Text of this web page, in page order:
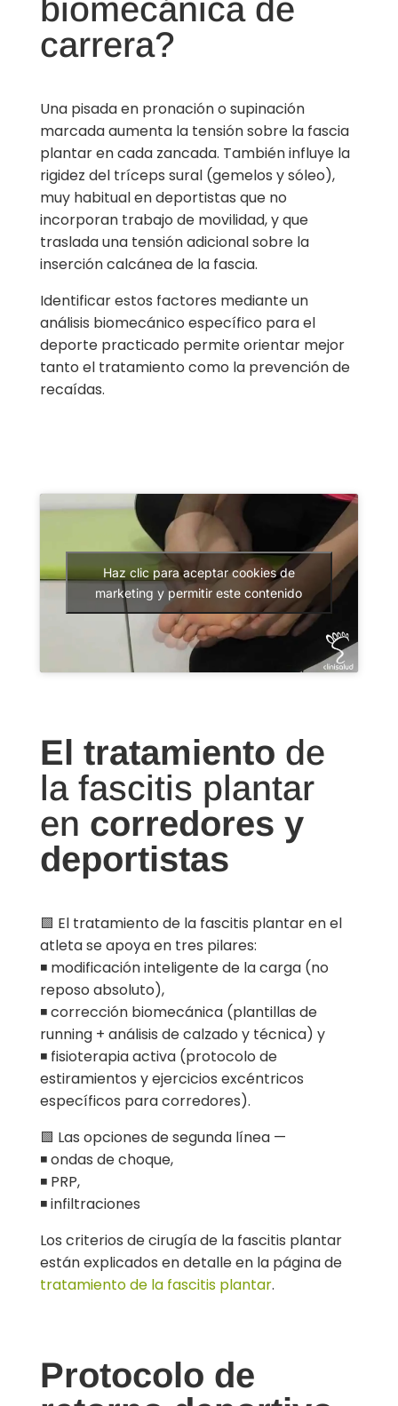
biomecánica de
carrera?
Una pisada en pronación o supinación
marcada aumenta la tensión sobre la fascia
plantar en cada zancada. También influye la
rigidez del tríceps sural (gemelos y sóleo),
muy habitual en deportistas que no
incorporan trabajo de movilidad, y que
traslada una tensión adicional sobre la
inserción calcánea de la fascia.
Identificar estos factores mediante un
análisis biomecánico específico para el
deporte practicado permite orientar mejor
tanto el tratamiento como la prevención de
recaídas.
Haz clic para aceptar cookies de
marketing y permitir este contenido
El tratamiento de
la fascitis plantar
en corredores y
deportistas
🟩 El tratamiento de la fascitis plantar en el
atleta se apoya en tres pilares:
◾ modificación inteligente de la carga (no
reposo absoluto),
◾ corrección biomecánica (plantillas de
running + análisis de calzado y técnica) y
◾ fisioterapia activa (protocolo de
estiramientos y ejercicios excéntricos
específicos para corredores).
🟩 Las opciones de segunda línea —
◾ ondas de choque,
◾ PRP,
◾ infiltraciones
Los criterios de cirugía de la fascitis plantar
están explicados en detalle en la página de
tratamiento de la fascitis plantar.
Protocolo de